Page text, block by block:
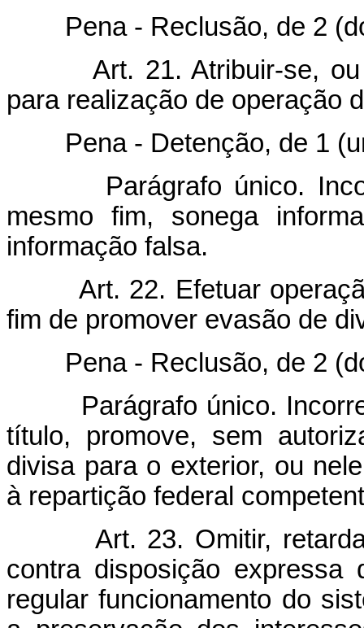
Pena - Reclusão, de 2
Art. 21. Atribuir-se,
para realização de operação
Pena - Detenção, de 1
Parágrafo único.
mesmo fim, sonega
informação falsa.
Art. 22. Efetuar
fim de promover evasão de
Pena - Reclusão, de 2
Parágrafo único.
título, promove, sem
divisa para o exterior, ou
à repartição federal
Art. 23. Omitir,
contra disposição
regular funcionamento do